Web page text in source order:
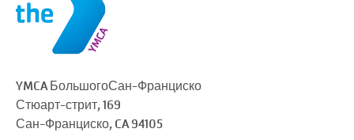
YMCA БольшогоСан-Франциско
Стюарт-стрит, 169
Сан-Франциско, CA 94105